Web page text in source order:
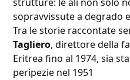
strutture: le ali non solo
sopravvissute a degrado
Tra le storie raccontate
Tagliero, direttore della
Eritrea fino al 1974, sia
peripezie nel 1951